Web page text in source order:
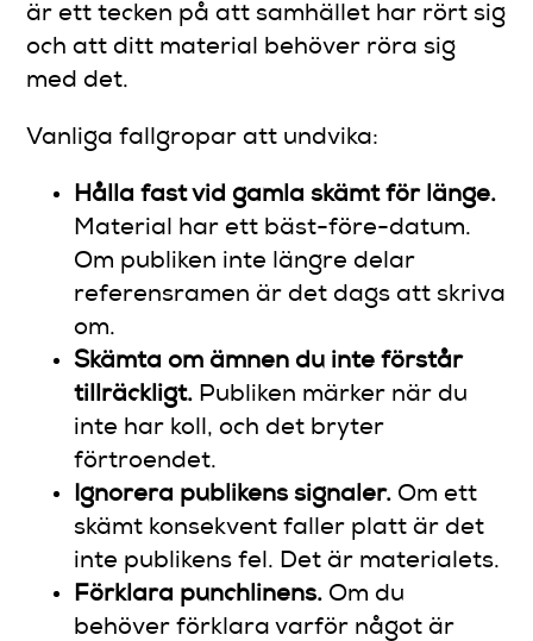
är ett tecken på att samhället har rört sig
och att ditt material behöver röra sig
med det.
Vanliga fallgropar att undvika:
Hålla fast vid gamla skämt för länge.
Material har ett bäst-före-datum.
Om publiken inte längre delar
referensramen är det dags att skriva
om.
Skämta om ämnen du inte förstår
tillräckligt. Publiken märker när du
inte har koll, och det bryter
förtroendet.
Ignorera publikens signaler. Om ett
skämt konsekvent faller platt är det
inte publikens fel. Det är materialets.
Förklara punchlinens. Om du
behöver förklara varför något är